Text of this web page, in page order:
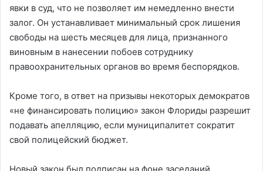
явки в суд, что не позволяет им немедленно внести
залог. Он устанавливает минимальный срок лишения
свободы на шесть месяцев для лица, признанного
виновным в нанесении побоев сотруднику
правоохранительных органов во время беспорядков.
Кроме того, в ответ на призывы некоторых демократов
«не финансировать полицию» закон Флориды разрешит
подавать апелляцию, если муниципалитет сократит
свой полицейский бюджет.